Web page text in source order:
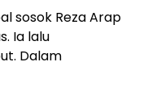
sosok Reza Arap
Ia lalu
Dalam